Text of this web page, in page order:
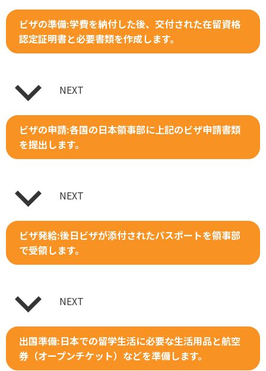
ビザの準備:学費を納付した後、交付された在留資格
認定証明書と必要書類を作成します。
NEXT
ビザの申請:各国の日本領事部に上記のビザ申請書類
を提出します。
NEXT
ビザ発給:後日ビザが添付されたパスポートを領事部
で受領します。
NEXT
出国準備:日本での留学生活に必要な生活用品と航空
券（オープンチケット）などを準備します。